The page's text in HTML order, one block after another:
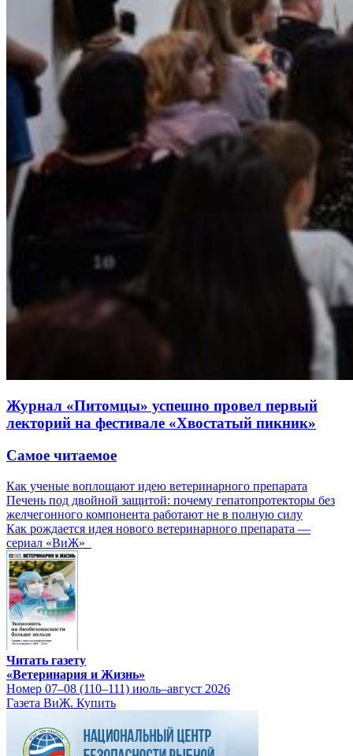
Журнал «Питомцы» успешно провел первый
лекторий на фестивале «Хвостатый пикник»
Самое читаемое
Как ученые воплощают идею ветеринарного препарата
Печень под двойной защитой: почему гепатопротекторы без
желчегонного компонента работают не в полную силу
Как рождается идея нового ветеринарного препарата —
сериал «ВиЖ»
Читать газету
«Ветеринария и Жизнь»
Номер 07–08 (110–111) июль–август 2026
Газета ВиЖ. Купить